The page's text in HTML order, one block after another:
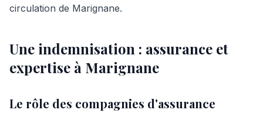
circulation de Marignane.
Une indemnisation : assurance et
expertise à Marignane
Le rôle des compagnies d'assurance